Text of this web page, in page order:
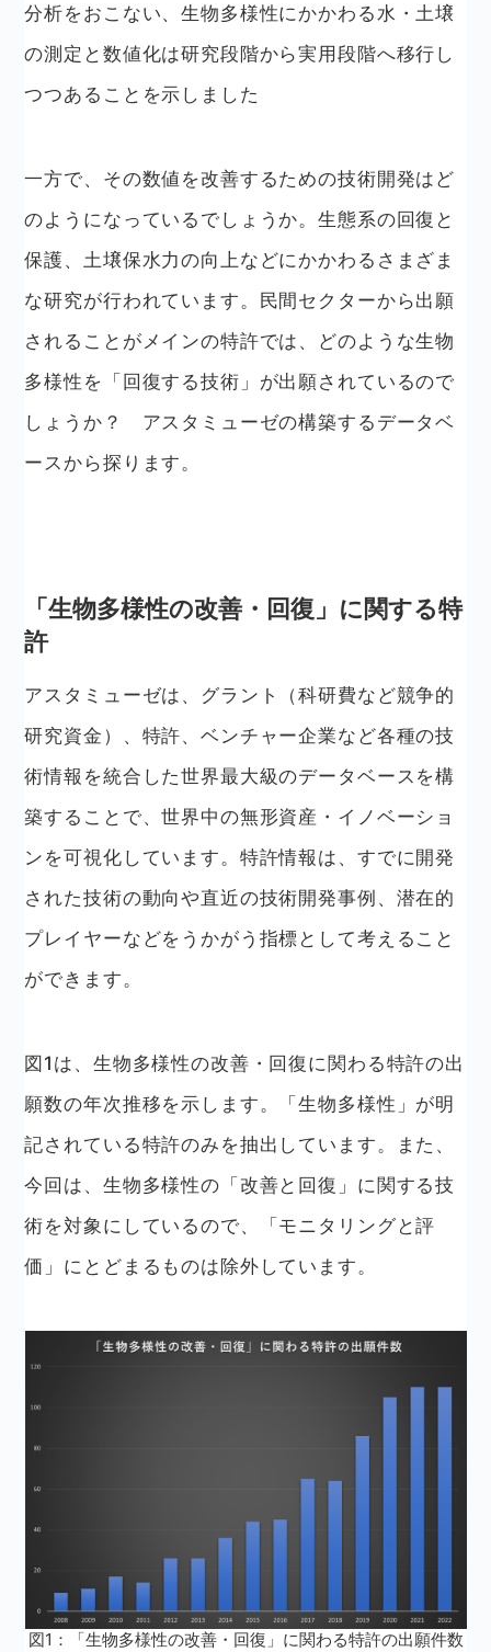
分析をおこない、生物多様性にかかわる水・土壌
の測定と数値化は研究段階から実用段階へ移行し
つつあることを示しました
一方で、その数値を改善するための技術開発はど
のようになっているでしょうか。生態系の回復と
保護、土壌保水力の向上などにかかわるさまざま
な研究が行われています。民間セクターから出願
されることがメインの特許では、どのような生物
多様性を「回復する技術」が出願されているので
しょうか？ アスタミューゼの構築するデータベ
ースから探ります。
「生物多様性の改善・回復」に関する特
許
アスタミューゼは、グラント（科研費など競争的
研究資金）、特許、ベンチャー企業など各種の技
術情報を統合した世界最大級のデータベースを構
築することで、世界中の無形資産・イノベーショ
ンを可視化しています。特許情報は、すでに開発
された技術の動向や直近の技術開発事例、潜在的
プレイヤーなどをうかがう指標として考えること
ができます。
図1は、生物多様性の改善・回復に関わる特許の出
願数の年次推移を示します。「生物多様性」が明
記されている特許のみを抽出しています。また、
今回は、生物多様性の「改善と回復」に関する技
術を対象にしているので、「モニタリングと評
価」にとどまるものは除外しています。
図1：「生物多様性の改善・回復」に関わる特許の出願件数